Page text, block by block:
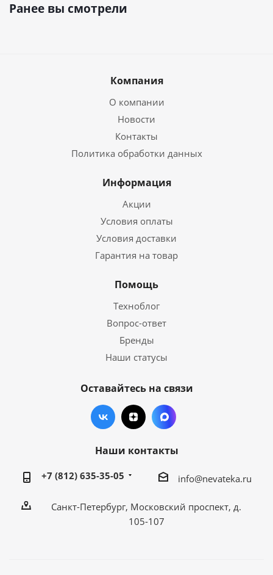
Ранее вы смотрели
Компания
О компании
Новости
Контакты
Политика обработки данных
Информация
Акции
Условия оплаты
Условия доставки
Гарантия на товар
Помощь
Техноблог
Вопрос-ответ
Бренды
Наши статусы
Оставайтесь на связи
Наши контакты
+7 (812) 635-35-05 info@nevateka.ru
Санкт-Петербург, Московский проспект, д.
105-107